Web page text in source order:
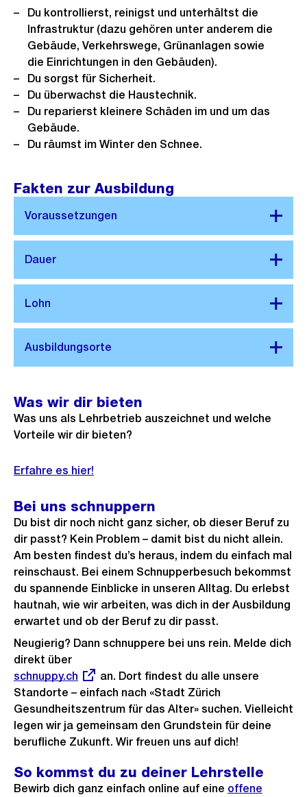
Du kontrollierst, reinigst und unterhältst die
Infrastruktur (dazu gehören unter anderem die
Gebäude, Verkehrswege, Grünanlagen sowie
die Einrichtungen in den Gebäuden).
Du sorgst für Sicherheit.
Du überwachst die Haustechnik.
Du reparierst kleinere Schäden im und um das
Gebäude.
Du räumst im Winter den Schnee.
Fakten zur Ausbildung
Was wir dir bieten
Was uns als Lehrbetrieb auszeichnet und welche
Vorteile wir dir bieten?
Erfahre es hier!
Bei uns schnuppern
Du bist dir noch nicht ganz sicher, ob dieser Beruf zu
dir passt? Kein Problem – damit bist du nicht allein.
Am besten findest du’s heraus, indem du einfach mal
reinschaust. Bei einem Schnupperbesuch bekommst
du spannende Einblicke in unseren Alltag. Du erlebst
hautnah, wie wir arbeiten, was dich in der Ausbildung
erwartet und ob der Beruf zu dir passt.
Neugierig? Dann schnuppere bei uns rein. Melde dich
direkt über
Externer
Link:
schnuppy.ch
an. Dort findest du alle unsere
Standorte – einfach nach «Stadt Zürich
Gesundheitszentrum für das Alter» suchen. Vielleicht
legen wir ja gemeinsam den Grundstein für deine
berufliche Zukunft. Wir freuen uns auf dich!
So kommst du zu deiner Lehrstelle
Bewirb dich ganz einfach online auf eine Externer
offene